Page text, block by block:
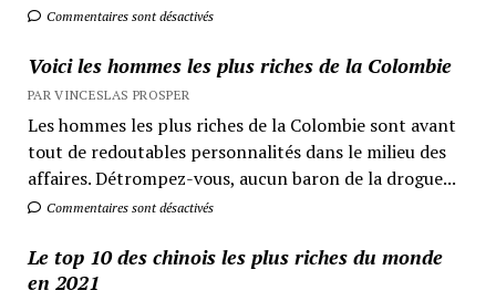
Commentaires sont désactivés
Voici les hommes les plus riches de la Colombie
PAR VINCESLAS PROSPER
Les hommes les plus riches de la Colombie sont avant
tout de redoutables personnalités dans le milieu des
affaires. Détrompez-vous, aucun baron de la drogue...
Commentaires sont désactivés
Le top 10 des chinois les plus riches du monde
en 2021